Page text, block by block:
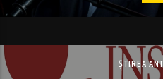
ȘTIREA